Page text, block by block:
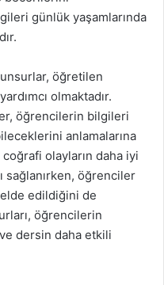
günlük yaşamlarında
öğretilen
olmaktadır.
öğrencilerin bilgileri
anlamalarına
coğrafi olayların daha iyi
sağlanırken, öğrenciler
edildiğini de
öğrencilerin
dersin daha etkili